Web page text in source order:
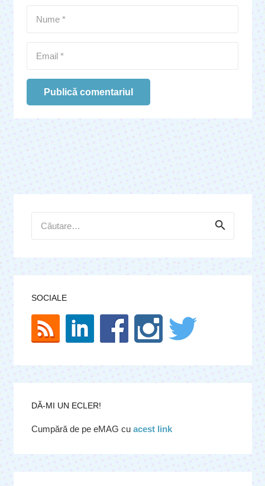
Publică comentariul
după:
SOCIALE
DĂ-MI UN ECLER!
Cumpără de pe eMAG cu acest link